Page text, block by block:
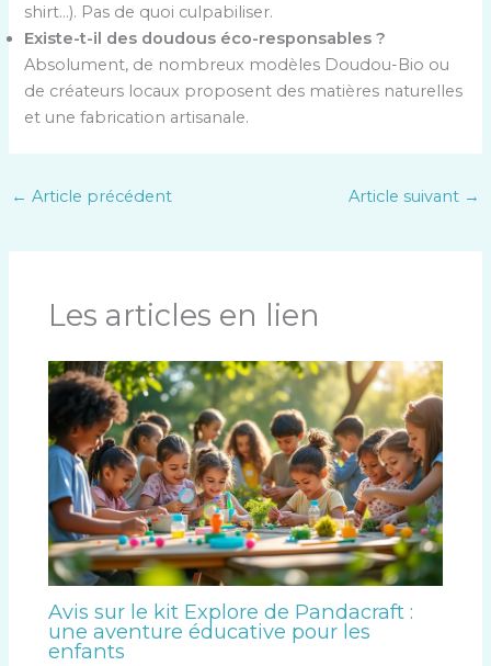
shirt…). Pas de quoi culpabiliser.
Existe-t-il des doudous éco-responsables ?
Absolument, de nombreux modèles Doudou-Bio ou
de créateurs locaux proposent des matières naturelles
et une fabrication artisanale.
← Article précédent Article suivant →
Les articles en lien
Avis sur le kit Explore de Pandacraft :
une aventure éducative pour les
enfants